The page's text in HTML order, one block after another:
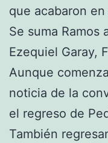
que acabaron
Se suma Ramos
Ezequiel Garay,
Aunque
noticia de la
el regreso de
También